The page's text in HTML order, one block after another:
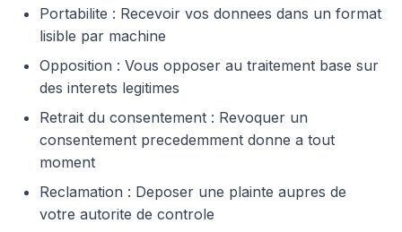
Portabilite : Recevoir vos donnees dans un format
lisible par machine
Opposition : Vous opposer au traitement base sur
des interets legitimes
Retrait du consentement : Revoquer un
consentement precedemment donne a tout
moment
Reclamation : Deposer une plainte aupres de
votre autorite de controle